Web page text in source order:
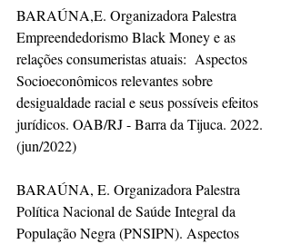
BARAÚNA,E. Organizadora Palestra
Empreendedorismo Black Money e as
relações consumeristas atuais:  Aspectos
Socioeconômicos relevantes sobre
desigualdade racial e seus possíveis efeitos
jurídicos. OAB/RJ - Barra da Tijuca. 2022.
(jun/2022)
BARAÚNA, E. Organizadora Palestra
Política Nacional de Saúde Integral da
População Negra (PNSIPN). Aspectos